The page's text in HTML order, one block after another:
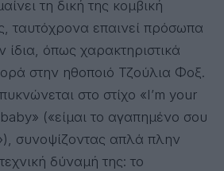
τη δική της κομβική
ταυτόχρονα επαινεί πρόσωπα
όπως χαρακτηριστικά
στην ηθοποιό Τζούλια Φοξ.
στο στίχο «I’m your
(«είμαι το αγαπημένο σου
συνοψίζοντας απλά πλην
δύναμή της: το